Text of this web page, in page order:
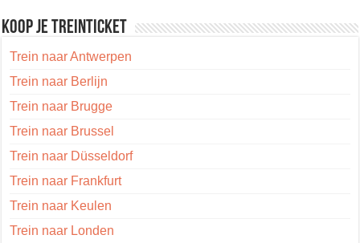
Koop je treinticket
Trein naar Antwerpen
Trein naar Berlijn
Trein naar Brugge
Trein naar Brussel
Trein naar Düsseldorf
Trein naar Frankfurt
Trein naar Keulen
Trein naar Londen